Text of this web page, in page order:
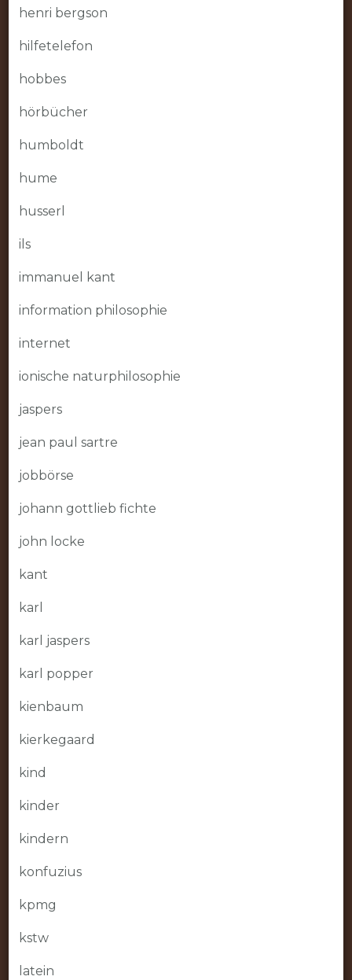
henri bergson
hilfetelefon
hobbes
hörbücher
humboldt
hume
husserl
ils
immanuel kant
information philosophie
internet
ionische naturphilosophie
jaspers
jean paul sartre
jobbörse
johann gottlieb fichte
john locke
kant
karl
karl jaspers
karl popper
kienbaum
kierkegaard
kind
kinder
kindern
konfuzius
kpmg
kstw
latein